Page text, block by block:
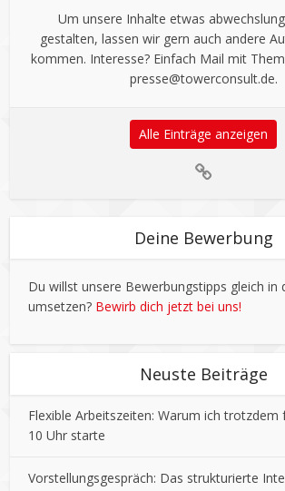
Um unsere Inhalte etwas
gestalten, lassen wir gern auch andere
kommen. Interesse? Einfach Mail mit
presse@towerconsult.de.
Alle Einträge anzeigen
Deine Bewerbung
Du willst unsere Bewerbungstipps gleich in
umsetzen? Bewirb dich jetzt bei uns!
Neuste Beiträge
Flexible Arbeitszeiten: Warum ich
10 Uhr starte
Vorstellungsgespräch: Das strukturierte